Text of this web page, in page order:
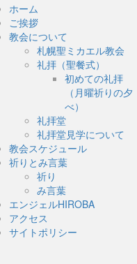
ホーム
ご挨拶
教会について
札幌聖ミカエル教会
礼拝（聖餐式）
初めての礼拝
（月曜祈りの夕
べ）
礼拝堂
礼拝堂見学について
教会スケジュール
祈りとみ言葉
祈り
み言葉
エンジェルHIROBA
アクセス
サイトポリシー